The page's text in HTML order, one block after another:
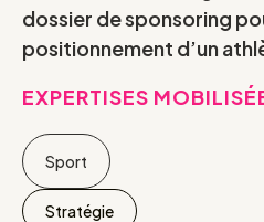
dossier de sponsoring
positionnement d’un
EXPERTISES
Sport
Stratégie